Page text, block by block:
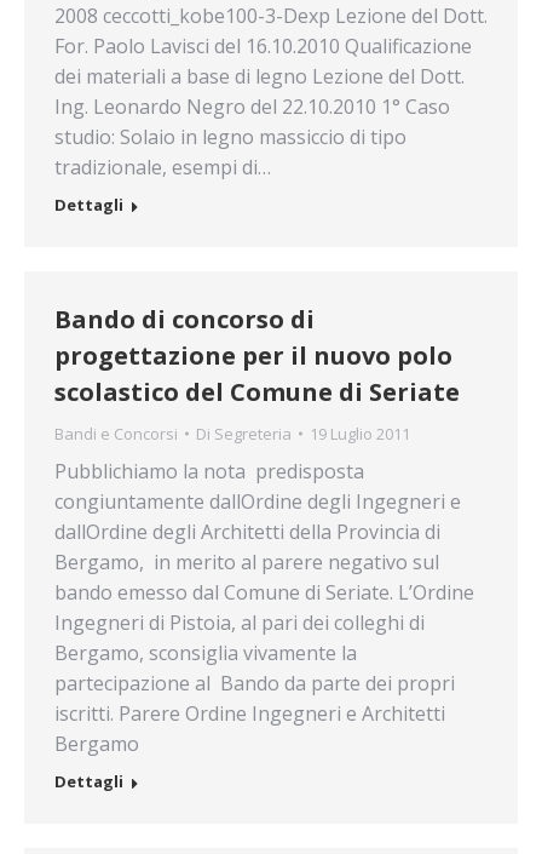
2008 ceccotti_kobe100-3-Dexp Lezione del Dott.
For. Paolo Lavisci del 16.10.2010 Qualificazione
dei materiali a base di legno Lezione del Dott.
Ing. Leonardo Negro del 22.10.2010 1° Caso
studio: Solaio in legno massiccio di tipo
tradizionale, esempi di…
Dettagli
Bando di concorso di
progettazione per il nuovo polo
scolastico del Comune di Seriate
Bandi e Concorsi Di Segreteria 19 Luglio 2011
Pubblichiamo la nota predisposta
congiuntamente dallOrdine degli Ingegneri e
dallOrdine degli Architetti della Provincia di
Bergamo, in merito al parere negativo sul
bando emesso dal Comune di Seriate. L’Ordine
Ingegneri di Pistoia, al pari dei colleghi di
Bergamo, sconsiglia vivamente la
partecipazione al Bando da parte dei propri
iscritti. Parere Ordine Ingegneri e Architetti
Bergamo
Dettagli